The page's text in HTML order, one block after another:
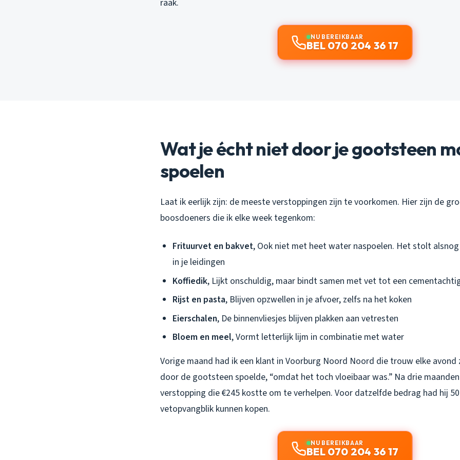
raak.
NU BEREIKBAAR
BEL 070 204 36 17
Wat je écht niet door je gootsteen
spoelen
Laat ik eerlijk zijn: de meeste verstoppingen zijn te voorkomen. Hier zijn de
boosdoeners die ik elke week tegenkom:
Frituurvet en bakvet, Ook niet met heet water naspoelen. Het stolt
in je leidingen
Koffiedik, Lijkt onschuldig, maar bindt samen met vet tot een
Rijst en pasta, Blijven opzwellen in je afvoer, zelfs na het koken
Eierschalen, De binnenvliesjes blijven plakken aan vetresten
Bloem en meel, Vormt letterlijk lijm in combinatie met water
Vorige maand had ik een klant in Voorburg Noord Noord die trouw elke
door de gootsteen spoelde, “omdat het toch vloeibaar was.” Na drie
verstopping die €245 kostte om te verhelpen. Voor datzelfde bedrag had hij
vetopvangblik kunnen kopen.
NU BEREIKBAAR
BEL 070 204 36 17